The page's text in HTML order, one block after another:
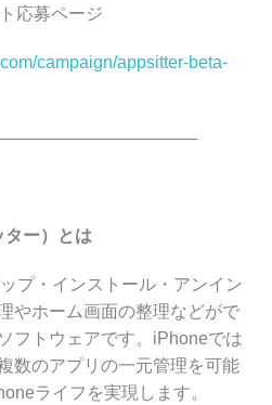
応募ページ
campaign/appsitter-beta-
ー）とは
プ・インストール・アンイン
やホーム画面の整理などがで
フトウェアです。iPhoneでは
数のアプリの一元管理を可能
ライフを実現します。